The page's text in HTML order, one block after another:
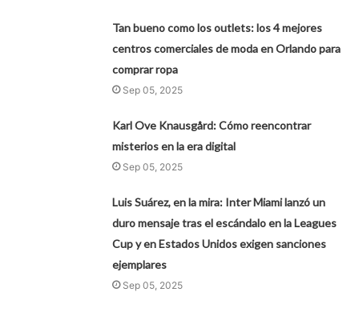
Tan bueno como los outlets: los 4 mejores
centros comerciales de moda en Orlando para
comprar ropa
Sep 05, 2025
Karl Ove Knausgård: Cómo reencontrar
misterios en la era digital
Sep 05, 2025
Luis Suárez, en la mira: Inter Miami lanzó un
duro mensaje tras el escándalo en la Leagues
Cup y en Estados Unidos exigen sanciones
ejemplares
Sep 05, 2025